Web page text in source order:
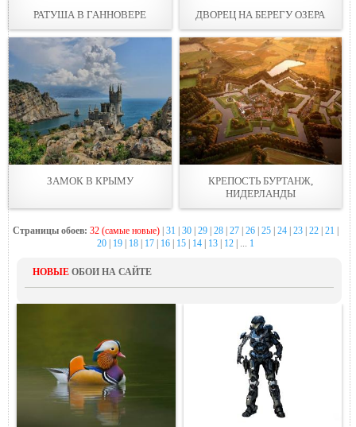
РАТУША В ГАННОВЕРЕ ДВОРЕЦ НА БЕРЕГУ ОЗЕРА
ЗАМОК В КРЫМУ
КРЕПОСТЬ БУРТАНЖ,
НИДЕРЛАНДЫ
Страницы обоев: 32 (самые новые)| 31 30| 29| 28| 27| 26| 25| 24| 23| 22| 21
20| 19| 18| 17| 16| 15| 14| 13| 12| ... 1
НОВЫЕ ОБОИ НА САЙТЕ